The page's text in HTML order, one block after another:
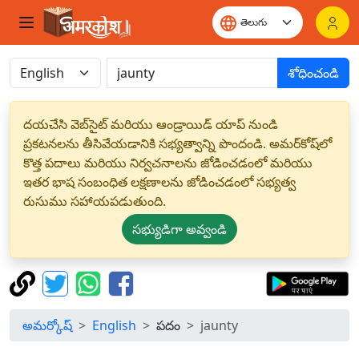
శోధించండి
దయచేసి వెబ్‌సైట్ మరియు ఆండ్రాయిడ్ యాప్ నుండి
ప్రకటనలను తీసివేయడానికి సభ్యత్వాన్ని పొందండి. అమర్‌కోష్‌లో
కొత్త పదాలు మరియు నిర్వచనాలను జోడించడంలో మరియు
ఇతర భాష సంబంధిత లక్షణాలను జోడించడంలో సభ్యత్వ
రుసుము సహాయపడుతుంది.
సభ్యుడిగా అవ్వండి
అమర్కోష్ English పదం jaunty